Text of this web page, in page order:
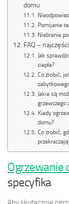
domu
Pomijanie
Niebranie
FAQ –
Jak
ciepła?
Co zrobić,
Jakie są
grzewczego
Kiedy
domu?
Co zrobić,
Ogrzewanie
specyfika